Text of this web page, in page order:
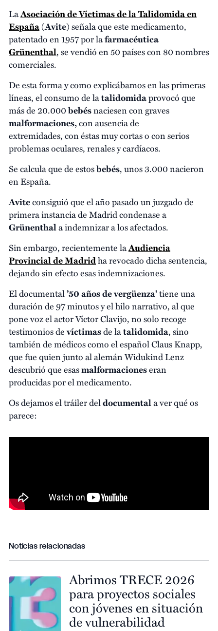
LaAsociación de Víctimas de la Talidomida en
España(Avite) señala que este medicamento,
patentado en 1957 por lafarmacéutica
Grünenthal, se vendió en 50 países con 80 nombres
comerciales.
De esta forma y como explicábamos en las primeras
líneas, el consumo de latalidomidaprovocó que
más de 20.000bebésnaciesen con graves
malformaciones,con ausencia de
extremidades, con éstas muy cortas o con serios
problemas oculares, renales y cardíacos.
Se calcula que de estosbebés, unos 3.000 nacieron
en España.
Aviteconsiguió que el año pasado un juzgado de
primera instancia de Madrid condenase a
Grünenthala indemnizar a los afectados.
Sin embargo, recientemente laAudiencia
Provincial de Madridha revocado dicha sentencia,
dejando sin efecto esas indemnizaciones.
El documental’50 años de vergüenza’tiene una
duración de 97 minutos y el hilo narrativo, al que
pone voz el actor Víctor Clavijo, no solo recoge
testimonios devíctimasde latalidomida, sino
también de médicos como el español Claus Knapp,
que fue quien junto al alemán Widukind Lenz
descubrió que esasmalformacioneseran
producidas por el medicamento.
Os dejamos el tráiler deldocumentala ver qué os
parece:
Noticias relacionadas
Abrimos TRECE 2026
para proyectos sociales
con jóvenes en situación
de vulnerabilidad